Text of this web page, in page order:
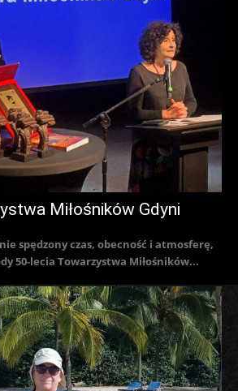
Miłośników Gdyni
spędzony czas, obecność i atmosferę,
50-lecia Towarzystwa Miłośników...